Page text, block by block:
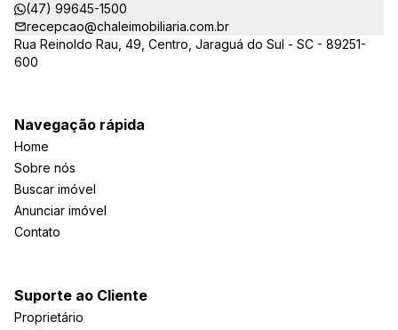
(47) 99645-1500
recepcao@chaleimobiliaria.com.br
Rua Reinoldo Rau, 49, Centro, Jaraguá do Sul - SC - 89251-
600
Navegação rápida
Home
Sobre nós
Buscar imóvel
Anunciar imóvel
Contato
Suporte ao Cliente
Proprietário